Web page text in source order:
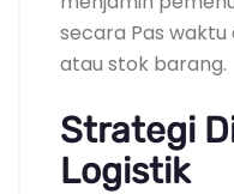
secara Pas
atau stok barang.
Strategi
Logistik